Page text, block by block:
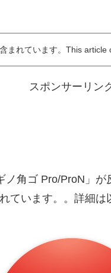
まれています。This article
スポンサーリン
角ゴ Pro/ProN」が
ています。。詳細は